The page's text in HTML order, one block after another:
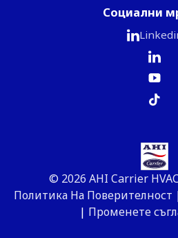
Социални
© 2026 AHI Carrier
Политика На Поверителност
| Променете